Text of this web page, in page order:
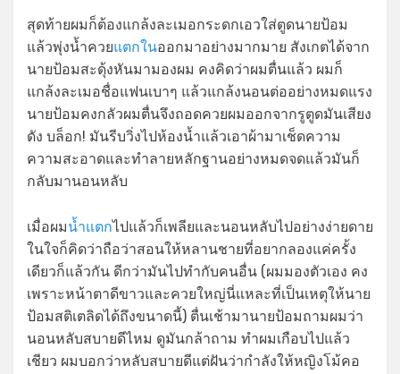
สุดท้ายผมก็ต้องแกล้งละเมอกระดกเอวใส่ตูดนายป้อม
แล้วพุ่งน้ำควยแตกในออกมาอย่างมากมาย สังเกตได้จาก
นายป้อมสะดุ้งหันมามองผม คงคิดว่าผมตื่นแล้ว ผมก็
แกล้งละเมอชื่อแฟนเบาๆ แล้วแกล้งนอนต่ออย่างหมดแรง
นายป้อมคงกลัวผมตื่นจึงถอดควยผมออกจากรูตูดมันเสียง
ดัง บล็อก! มันรีบวิ่งไปห้องน้ำแล้วเอาผ้ามาเช็ดความ
ความสะอาดและทำลายหลักฐานอย่างหมดจดแล้วมันก็
กลับมานอนหลับ
เมื่อผมน้ำแตกไปแล้วก็เพลียและนอนหลับไปอย่างง่ายดาย
ในใจก็คิดว่าถือว่าสอนให้หลานชายที่อยากลองแค่ครั้ง
เดียวก็แล้วกัน ดีกว่ามันไปทำกับคนอื่น (ผมมองตัวเอง คง
เพราะหน้าตาดีขาวและควยใหญ่นี่แหละที่เป็นเหตุให้นาย
ป้อมสติเตลิดได้ถึงขนาดนี้) ตื่นเช้ามานายป้อมถามผมว่า
นอนหลับสบายดีไหม ดูมันกล้าถาม ทำผมเกือบไปแล้ว
เชียว ผมบอกว่าหลับสบายดีแต่ฝันว่ากำลังให้หญิงโม้คอ